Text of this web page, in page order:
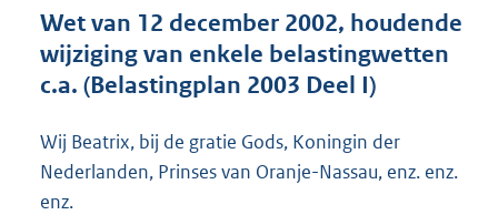
n
d
s
g
o
t
Wet van 12 december 2002, houdende
wijziging van enkele belastingwetten
c.a. (Belastingplan 2003 Deel I)
Wij Beatrix, bij de gratie Gods, Koningin der
Nederlanden, Prinses van Oranje-Nassau, enz. enz.
enz.